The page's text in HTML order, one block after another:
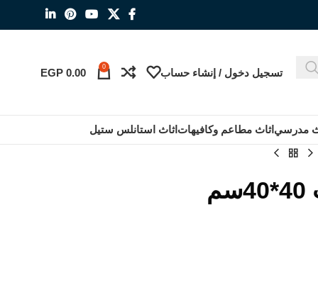
تسجيل دخول / إنشاء حساب 0
EGP 0.00
مدرسي اثاث مطاعم وكافيهات اثاث استانلس ستيل